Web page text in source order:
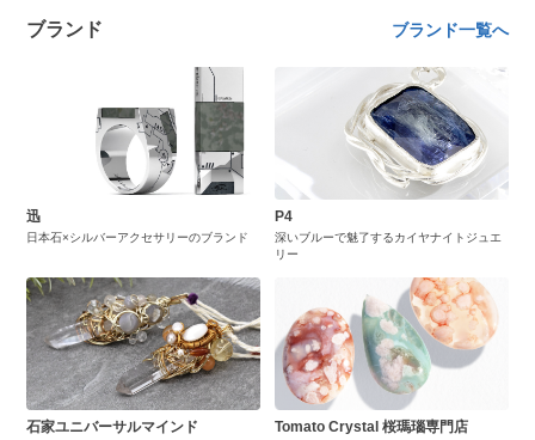
ブランド ブランド一覧へ
迅
日本石×シルバーアクセサリーのブランド
P4
深いブルーで魅了するカイヤナイトジュエ
リー
石家ユニバーサルマインド Tomato Crystal 桜瑪瑙専門店